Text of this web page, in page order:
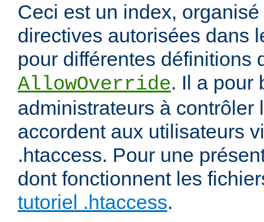
Ceci est un index,
directives autorisées dans
pour différentes définitions
AllowOverride. Il a pour
administrateurs à contrôler
accordent aux utilisateurs
.htaccess. Pour une
dont fonctionnent les
tutoriel .htaccess.